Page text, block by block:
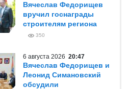
Вячеслав Федорищев
вручил госнаграды
строителям региона
350
6 августа 2026 20:47
Вячеслав Федорищев и
Леонид Симановский
обсудили